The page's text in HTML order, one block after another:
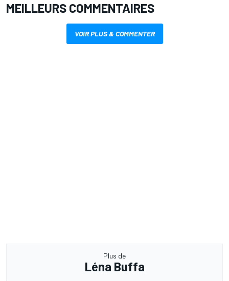
MEILLEURS COMMENTAIRES
VOIR PLUS & COMMENTER
Plus de
Léna Buffa